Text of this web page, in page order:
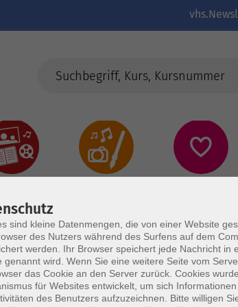
sind kleine Datenmengen, die von einer Website
des Nutzers während des Surfens auf dem
werden. Ihr Browser speichert jede Nachricht in
genannt wird. Wenn Sie eine weitere Seite vom
das Cookie an den Server zurück. Cookies
für Websites entwickelt, um sich
des Benutzers aufzuzeichnen. Bitte willigen